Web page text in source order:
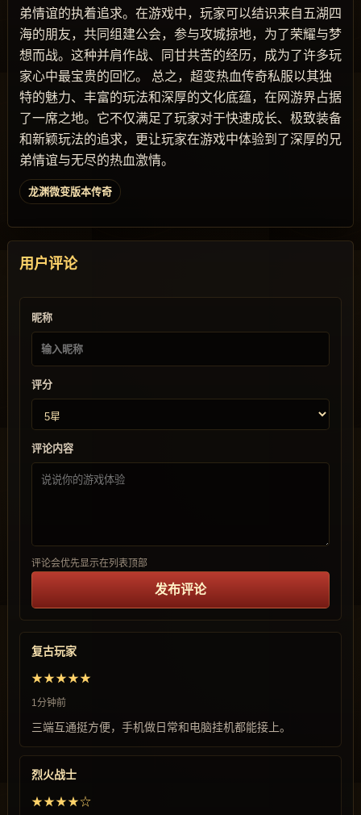
弟情谊的执着追求。在游戏中，玩家可以结识来自五湖四
海的朋友，共同组建公会，参与攻城掠地，为了荣耀与梦
想而战。这种并肩作战、同甘共苦的经历，成为了许多玩
家心中最宝贵的回忆。 总之，超变热血传奇私服以其独
特的魅力、丰富的玩法和深厚的文化底蕴，在网游界占据
了一席之地。它不仅满足了玩家对于快速成长、极致装备
和新颖玩法的追求，更让玩家在游戏中体验到了深厚的兄
弟情谊与无尽的热血激情。
龙渊微变版本传奇
用户评论
昵称
评分
评论内容
评论会优先显示在列表顶部
发布评论
复古玩家
★★★★★
1分钟前
三端互通挺方便，手机做日常和电脑挂机都能接上。
烈火战士
★★★★☆